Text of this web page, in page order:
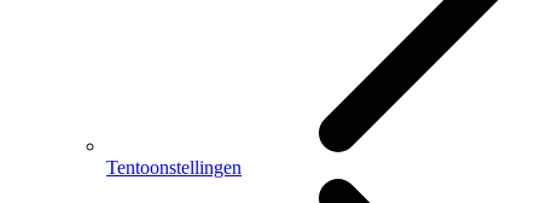
Tentoonstellingen